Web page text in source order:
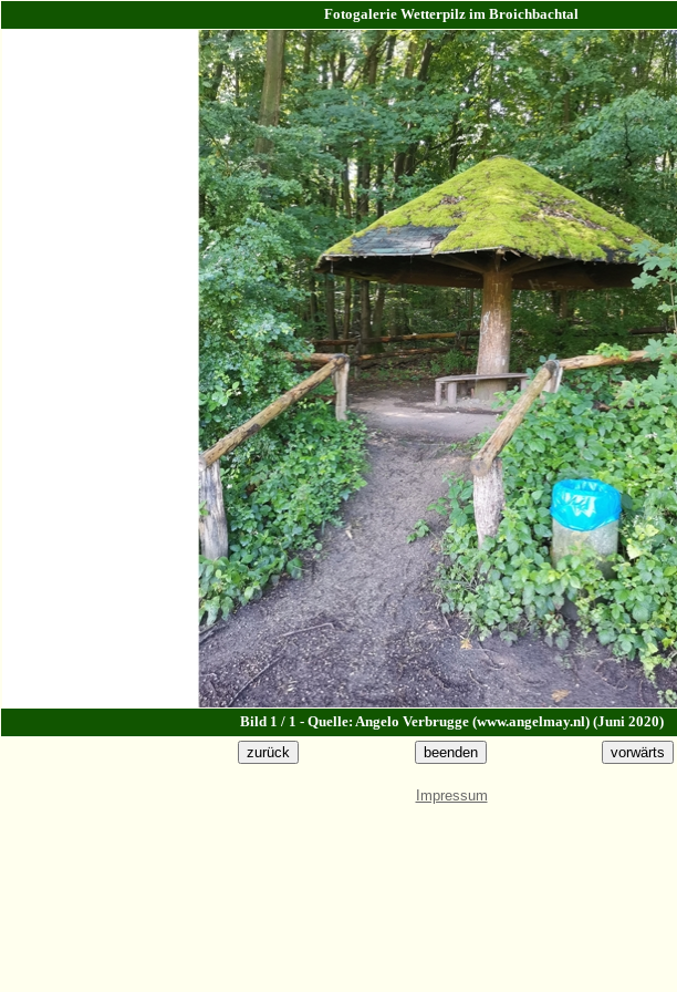
Fotogalerie Wetterpilz im Broichbachtal
Bild 1 / 1 - Quelle: Angelo Verbrugge (www.angelmay.nl) (Juni 2020)
Impressum